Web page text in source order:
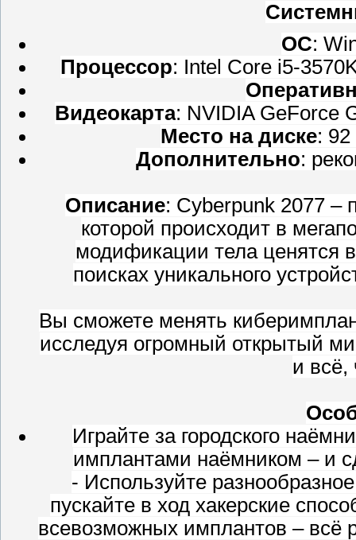
ОС:
Процессор: Intel Core i5-
Видеокарта: NVIDIA GeForce
Место на диске: 92
Дополнительно:
Описание: Cyberpunk 2077 –
которой происходит в
модификации тела ценятся
поисках уникального
Вы сможете менять
исследуя огромный открытый
и всё,
Играйте за городского
имплантами наёмником – и
- Используйте
пускайте в ход хакерские
всевозможных имплантов – всё